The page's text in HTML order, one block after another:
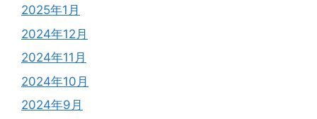
2025年1月
2024年12月
2024年11月
2024年10月
2024年9月